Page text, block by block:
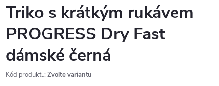
Triko s krátkým rukávem
PROGRESS Dry Fast
dámské černá
Kód produktu: Zvolte variantu